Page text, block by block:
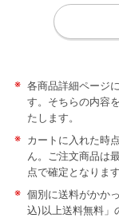
※ 各商品詳細ページ
す。そちらの内容
たします。
※ カートに入れた時
ん。ご注文商品は
点で確定となります
※ 個別に送料がかか
込)以上送料無料」